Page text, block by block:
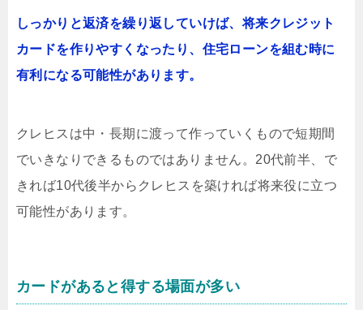
しっかりと返済を繰り返していけば、将来クレジット
カードを作りやすくなったり、住宅ローンを組む時に
有利になる可能性があります。
クレヒスは中・長期に渡って作っていくもので短期間
でいきなりできるものではありません。20代前半、で
きれば10代後半からクレヒスを築ければ将来役に立つ
可能性があります。
カードがあると得する場面が多い